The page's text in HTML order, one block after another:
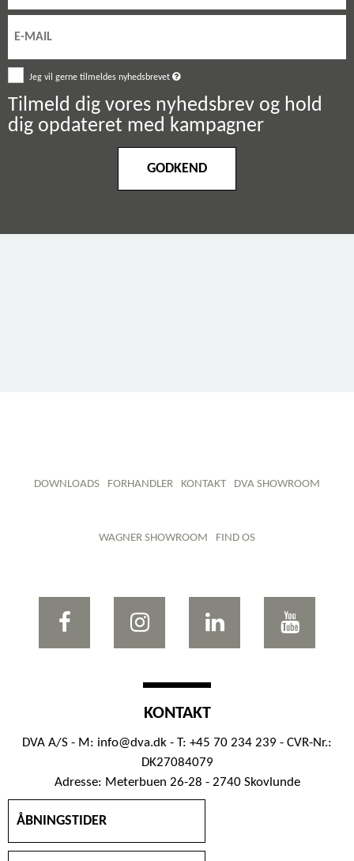
Jeg vil gerne tilmeldes nyhedsbrevet
Tilmeld dig vores nyhedsbrev og hold
dig opdateret med kampagner
GODKEND
DOWNLOADS FORHANDLER KONTAKT DVA SHOWROOM
WAGNER SHOWROOM FIND OS
KONTAKT
DVA A/S - M: info@dva.dk - T: +45 70 234 239 - CVR-Nr.:
DK27084079
Adresse: Meterbuen 26-28 - 2740 Skovlunde
ÅBNINGSTIDER